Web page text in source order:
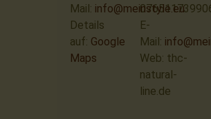
E-
Mail:
Web: thc-
natural-
line.de
Mail: info@meinstyle.eu
Details
auf: Google
Maps